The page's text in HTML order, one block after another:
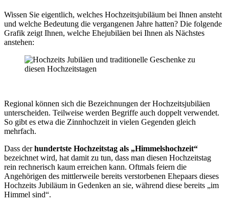
Wissen Sie eigentlich, welches Hochzeitsjubiläum bei Ihnen ansteht
und welche Bedeutung die vergangenen Jahre hatten? Die folgende
Grafik zeigt Ihnen, welche Ehejubiläen bei Ihnen als Nächstes
anstehen:
Regional können sich die Bezeichnungen der Hochzeitsjubiläen
unterscheiden. Teilweise werden Begriffe auch doppelt verwendet.
So gibt es etwa die Zinnhochzeit in vielen Gegenden gleich
mehrfach.
Dass derhundertste Hochzeitstag als „Himmelshochzeit“
bezeichnet wird, hat damit zu tun, dass man diesen Hochzeitstag
rein rechnerisch kaum erreichen kann. Oftmals feiern die
Angehörigen des mittlerweile bereits verstorbenen Ehepaars dieses
Hochzeits Jubiläum in Gedenken an sie, während diese bereits „im
Himmel sind“.